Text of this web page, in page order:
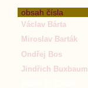
obsah čísla
Václav Bárta
Miroslav Barták
Ondřej Bos
Jindřich Buxbaum